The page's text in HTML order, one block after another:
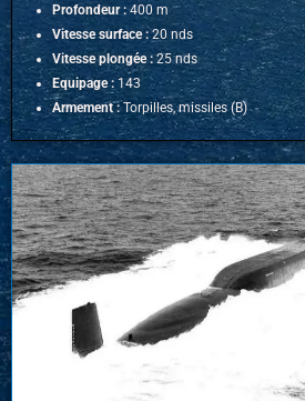
Profondeur :400 m
Vitesse surface :20 nds
Vitesse plongée :25 nds
Equipage : 143
Armement :Torpilles, missiles (B)